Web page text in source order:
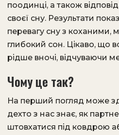
поодинці, а також
своєї сну. Результати
перевагу сну з коханими,
глибокий сон. Цікаво, що
рідше вночі, відчуваючи
Чому це так?
На перший погляд може
дехто з нас знає, як
штовхатися під ковдрою